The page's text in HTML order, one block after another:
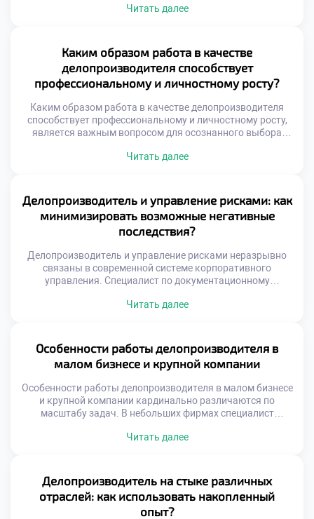
деятельности имеет уникальные стандарты. Специалист
гарантирует успех трансграничных сделок. Понимание
этой связи необходимо для эффективной международной
коммуникации. Международный документооборот
регулируется сложной системой норм. Национальные
Читать далее
Каким образом работа в качестве
делопроизводителя способствует
профессиональному и личностному росту?
Каким образом работа в качестве делопроизводителя
способствует профессиональному и личностному росту,
является важным вопросом для осознанного выбора
ежедневную практику упорядочивания хаоса. Специалист
мышление и внимательность к деталям. Ответственность
за документы формирует зрелость и дисциплину.
Личностные качества совершенствуются […]
Читать далее
Делопроизводитель и управление рисками: как
минимизировать возможные негативные
последствия?
Делопроизводитель и управление рисками неразрывно
связаны в современной системе корпоративного
управления. Специалист по документационному
организации от угроз. Грамотная работа с документами
проблем отличает профессионала высокого класса от
обычного исполнителя. Управление рисками требует
системного мышления и глубокого понимания бизнес-
процессов. Недостаточно просто оформлять […]
Читать далее
Особенности работы делопроизводителя в
малом бизнесе и крупной компании
Особенности работы делопроизводителя в малом бизнесе
и крупной компании кардинально различаются по
масштабу задач. В небольших фирмах специалист
корпорации требуют узкой специализации и строгой
Выбор места работы определяет ежедневную рутину и
темп профессионального роста. Специфика среды
формирует уникальный набор компетенций […]
Читать далее
Делопроизводитель на стыке различных
отраслей: как использовать накопленный
опыт?